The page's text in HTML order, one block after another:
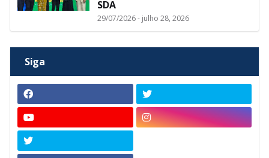
SDA
29/07/2026 - julho 28, 2026
Siga